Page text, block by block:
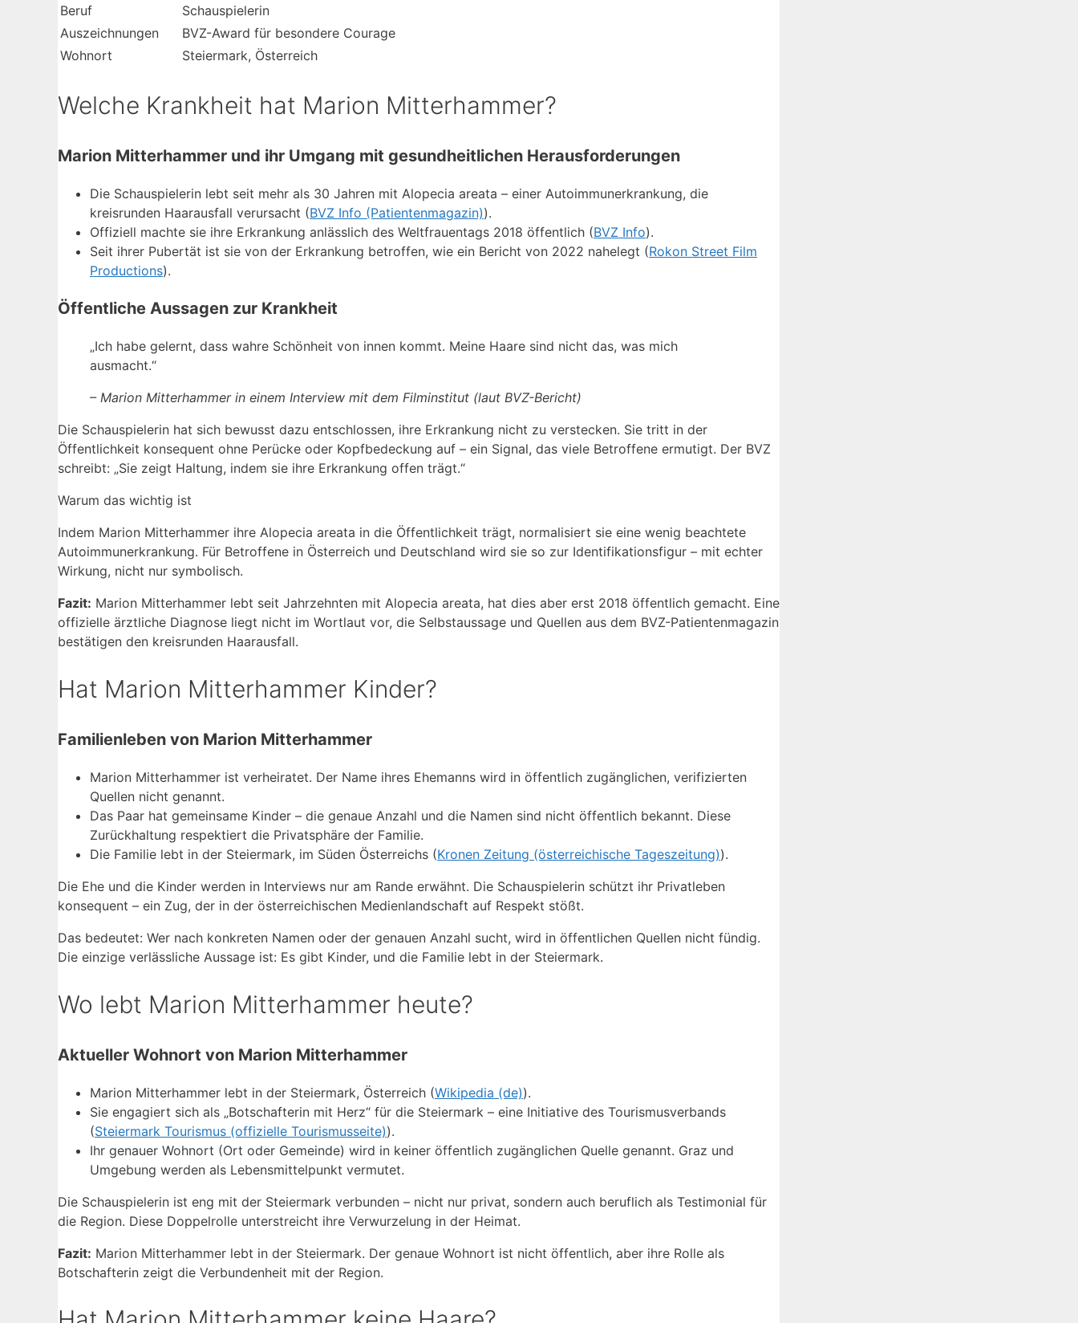
Beruf
Schauspielerin
Auszeichnungen
BVZ-Award für besondere Courage
Wohnort
Steiermark, Österreich
Welche Krankheit hat Marion Mitterhammer?
Marion Mitterhammer und ihr Umgang mit gesundheitlichen Herausforderungen
Die Schauspielerin lebt seit mehr als 30 Jahren mit Alopecia areata – einer Autoimmunerkrankung, die
kreisrunden Haarausfall verursacht (BVZ Info (Patientenmagazin)).
Offiziell machte sie ihre Erkrankung anlässlich des Weltfrauentags 2018 öffentlich (BVZ Info).
Seit ihrer Pubertät ist sie von der Erkrankung betroffen, wie ein Bericht von 2022 nahelegt (Rokon Street Film
Productions).
Öffentliche Aussagen zur Krankheit
„Ich habe gelernt, dass wahre Schönheit von innen kommt. Meine Haare sind nicht das, was mich
ausmacht.“
– Marion Mitterhammer in einem Interview mit dem Filminstitut (laut BVZ-Bericht)
Die Schauspielerin hat sich bewusst dazu entschlossen, ihre Erkrankung nicht zu verstecken. Sie tritt in der
Öffentlichkeit konsequent ohne Perücke oder Kopfbedeckung auf – ein Signal, das viele Betroffene ermutigt. Der BVZ
schreibt: „Sie zeigt Haltung, indem sie ihre Erkrankung offen trägt.“
Warum das wichtig ist
Indem Marion Mitterhammer ihre Alopecia areata in die Öffentlichkeit trägt, normalisiert sie eine wenig beachtete
Autoimmunerkrankung. Für Betroffene in Österreich und Deutschland wird sie so zur Identifikationsfigur – mit echter
Wirkung, nicht nur symbolisch.
Fazit: Marion Mitterhammer lebt seit Jahrzehnten mit Alopecia areata, hat dies aber erst 2018 öffentlich gemacht. Eine
offizielle ärztliche Diagnose liegt nicht im Wortlaut vor, die Selbstaussage und Quellen aus dem BVZ-Patientenmagazin
bestätigen den kreisrunden Haarausfall.
Hat Marion Mitterhammer Kinder?
Familienleben von Marion Mitterhammer
Marion Mitterhammer ist verheiratet. Der Name ihres Ehemanns wird in öffentlich zugänglichen, verifizierten
Quellen nicht genannt.
Das Paar hat gemeinsame Kinder – die genaue Anzahl und die Namen sind nicht öffentlich bekannt. Diese
Zurückhaltung respektiert die Privatsphäre der Familie.
Die Familie lebt in der Steiermark, im Süden Österreichs (Kronen Zeitung (österreichische Tageszeitung)).
Die Ehe und die Kinder werden in Interviews nur am Rande erwähnt. Die Schauspielerin schützt ihr Privatleben
konsequent – ein Zug, der in der österreichischen Medienlandschaft auf Respekt stößt.
Das bedeutet: Wer nach konkreten Namen oder der genauen Anzahl sucht, wird in öffentlichen Quellen nicht fündig.
Die einzige verlässliche Aussage ist: Es gibt Kinder, und die Familie lebt in der Steiermark.
Wo lebt Marion Mitterhammer heute?
Aktueller Wohnort von Marion Mitterhammer
Marion Mitterhammer lebt in der Steiermark, Österreich (Wikipedia (de)).
Sie engagiert sich als „Botschafterin mit Herz“ für die Steiermark – eine Initiative des Tourismusverbands
(Steiermark Tourismus (offizielle Tourismusseite)).
Ihr genauer Wohnort (Ort oder Gemeinde) wird in keiner öffentlich zugänglichen Quelle genannt. Graz und
Umgebung werden als Lebensmittelpunkt vermutet.
Die Schauspielerin ist eng mit der Steiermark verbunden – nicht nur privat, sondern auch beruflich als Testimonial für
die Region. Diese Doppelrolle unterstreicht ihre Verwurzelung in der Heimat.
Fazit: Marion Mitterhammer lebt in der Steiermark. Der genaue Wohnort ist nicht öffentlich, aber ihre Rolle als
Botschafterin zeigt die Verbundenheit mit der Region.